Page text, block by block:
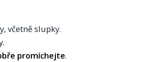
včetně slupky.
promíchejte.